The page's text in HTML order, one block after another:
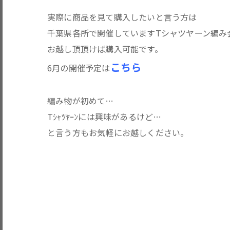
実際に商品を見て購入したいと言う方は
千葉県各所で開催していますTシャツヤーン編み
お越し頂頂けば購入可能です。
6月の開催予定は こちら
編み物が初めて…
Tｼｬﾂﾔｰﾝには興味があるけど…
と言う方もお気軽にお越しください。